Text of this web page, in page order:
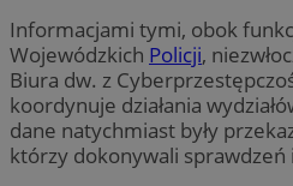
Informacjami tymi, obok
Wojewódzkich Policji,
Biura dw. z
koordynuje działania
dane natychmiast były
którzy dokonywali sprawdzeń